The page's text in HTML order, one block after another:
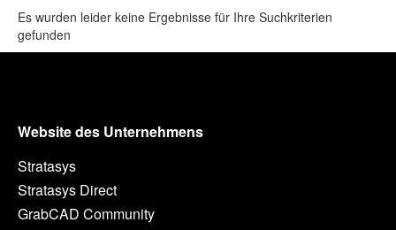
Es wurden leider keine Ergebnisse für Ihre Suchkriterien
gefunden
Website des Unternehmens
Stratasys
Stratasys Direct
GrabCAD Community